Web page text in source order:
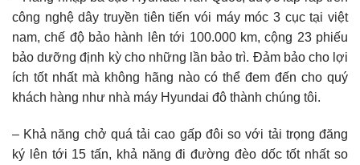
công nghệ dây truyền tiên tiến vói máy móc 3 cục tại việt
nam, chế độ bảo hành lên tới 100.000 km, cộng 23 phiếu
bảo dưỡng định kỳ cho những lần bảo trì. Đảm bảo cho lợi
ích tốt nhất mà không hãng nào có thể đem đến cho quý
khách hàng như nhà máy Hyundai đô thành chúng tôi.
– Khả năng chở quá tải cao gấp đôi so với tải trọng đăng
ký lên tới 15 tấn, khả năng đi đường đèo dốc tốt nhất so